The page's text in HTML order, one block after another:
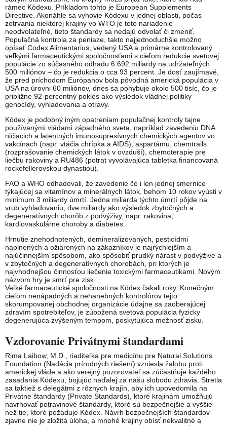
rámec Kódexu. Príkladom tohto je European Supplements
Directive. Akonáhle sa vyhovie Kódexu v jednej oblasti, počas
zotrvania niektorej krajiny vo WTO je toto nariadenie
neodvolateľné, tieto štandardy sa nedajú odvolať či zmeniť.
Populačná kontrola za peniaze, takto najjednoduchšie možno
opísať Codex Alimentarius, vedený USA a primárne kontrolovaný
veľkými farmaceutickými spoločnosťami s cieľom redukcie svetovej
populácie zo súčasného odhadu 6.692 miliardy na udržateľných
500 miliónov – čo je redukcia o cca 93 percent. Je dosť zaujímavé,
že pred príchodom Európanov bola pôvodná americká populácia v
USA na úrovni 60 miliónov, dnes sa pohybuje okolo 500 tisíc, čo je
približne 92-percentný pokles ako výsledok vládnej politiky
genocídy, vyhladovania a otravy.
Kódex je podobný iným opatreniam populačnej kontroly tajne
používanými vládami západného sveta, napríklad zavedeniu DNA
ničiacich a latentných imunosupresívnych chemických agentov vo
vakcínach (napr. vtáčia chrípka a AIDS), aspartámu, chemtrails
(rozprašovanie chemických látok v ovzduší), chemoterapie pre
liečbu rakoviny a RU486 (potrat vyvolávajúca tabletka financovaná
rockefellerovskou dynastiou).
FAO a WHO odhadovali, že zavedenie čo i len jednej smernice
týkajúcej sa vitamínov a minerálnych látok, behom 10 rokov vyústi v
minimum 3 miliardy úmrtí. Jedna miliarda týchto úmrtí pôjde na
vrub vyhladovaniu, dve miliardy ako výsledok zbytočných a
degeneratívnych chorôb z podvýživy, napr. rakovina,
kardiovaskulárne choroby a diabetes.
Hrnutie znehodnotených, demineralizovaných, pesticídmi
naplnených a ožiarených na zákazníkov je najrýchlejším a
najúčinnejším spôsobom, ako spôsobiť prudký nárast v podvýžive a
v zbytočných a degeneratívnych chorobách, pri ktorých je
najvhodnejšou činnosťou liečenie toxickými farmaceutikami. Novým
názvom hry je smrť pre zisk.
Veľké farmaceutické spoločnosti na Kódex čakali roky. Konečným
cieľom nenápadných a nehanebných kontrolórov tejto
skorumpovanej obchodnej organizácie údajne sa zaoberajúcej
zdravím spotrebiteľov, je zúbožená svetová populácia fyzicky
degenerujúca zvýšeným tempom, poskytujúca možnosť zisku.
Vzdorovanie Privátnymi štandardami
Rima Laibow, M.D., riaditeľka pre medicínu pre Natural Solutions
Foundation (Nadácia prírodných riešení) vzniesla žalobu proti
americkej vláde a ako verejný pozorovateľ sa zúčastňuje každého
zasadania Kódexu, bojujúc naďalej za našu slobodu zdravia. Stretla
sa taktiež s delegátmi z rôznych krajín, aby ich upovedomila na
Privátne štandardy (Private Standards), ktoré krajinám umožňujú
navrhovať potravinové štandardy, ktoré sú bezpečnejšie a vyššie
než tie, ktoré požaduje Kódex. Návrh bezpečnejších štandardov
zjavne nie je zložitá úloha, a mnohé krajiny obísť nekvalitné a